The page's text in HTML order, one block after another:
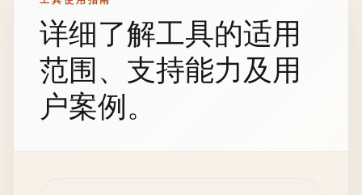
详细了解工具的适用
范围、支持能力及用
户案例。